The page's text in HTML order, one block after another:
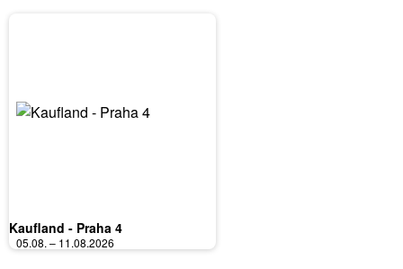
Kaufland - Praha 4
05.08. – 11.08.2026